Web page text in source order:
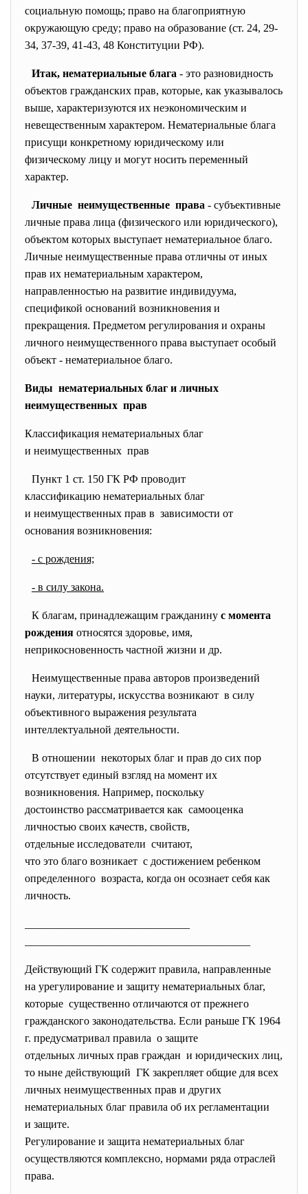
социальную помощь; право на благоприятную
окружающую среду; право на образование (ст. 24, 29-
34, 37-39, 41-43, 48 Конституции РФ).
Итак, нематериальные блага - это разновидность
объектов гражданских прав, которые, как указывалось
выше, характеризуются их неэкономическим и
невещественным характером. Нематериальные блага
присущи конкретному юридическому или
физическому лицу и могут носить переменный
характер.
Личные неимущественные права - субъективные
личные права лица (физического или юридического),
объектом которых выступает нематериальное благо.
Личные неимущественные права отличны от иных
прав их нематериальным характером,
направленностью на развитие индивидуума,
спецификой оснований возникновения и
прекращения. Предметом регулирования и охраны
личного неимущественного права выступает особый
объект - нематериальное благо.
Виды нематериальных благ и личных
неимущественных прав
Классификация нематериальных благ
и неимущественных прав
Пункт 1 ст. 150 ГК РФ проводит
классификацию нематериальных благ
и неимущественных прав в зависимости от
основания возникновения:
- с рождения;
- в силу закона.
К благам, принадлежащим гражданину с момента
рождения относятся здоровье, имя,
неприкосновенность частной жизни и др.
Неимущественные права авторов произведений
науки, литературы, искусства возникают в силу
объективного выражения результата
интеллектуальной деятельности.
В отношении некоторых благ и прав до сих пор
отсутствует единый взгляд на момент их
возникновения. Например, поскольку
достоинство рассматривается как самооценка
личностью своих качеств, свойств,
отдельные исследователи считают,
что это благо возникает с достижением ребенком
определенного возраста, когда он осознает себя как
личность.
Действующий ГК содержит правила, направленные
на урегулирование и защиту нематериальных благ,
которые существенно отличаются от прежнего
гражданского законодательства. Если раньше ГК 1964
г. предусматривал правила о защите
отдельных личных прав граждан и юридических лиц,
то ныне действующий ГК закрепляет общие для всех
личных неимущественных прав и других
нематериальных благ правила об их регламентации
и защите.
Регулирование и защита нематериальных благ
осуществляются комплексно, нормами ряда отраслей
права.